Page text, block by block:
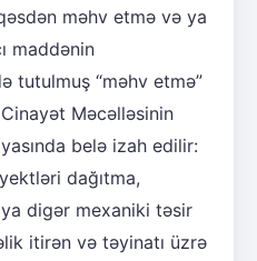
məhv etmə və ya
maddənin
tutulmuş “məhv etmə”
Cinayət Məcəlləsinin
belə izah edilir:
dağıtma,
digər mexaniki təsir
itirən və təyinatı üzrə